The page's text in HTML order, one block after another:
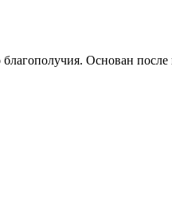
Основан